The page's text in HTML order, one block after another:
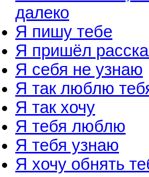
далеко
Я пишу тебе
Я пришёл
Я себя не узнаю
Я так люблю
Я так хочу
Я тебя люблю
Я тебя узнаю
Я хочу обнять